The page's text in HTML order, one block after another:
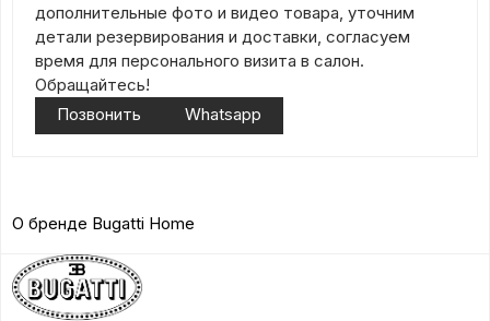
дополнительные фото и видео товара, уточним
детали резервирования и доставки, согласуем
время для персонального визита в салон.
Обращайтесь!
Позвонить
Whatsapp
О бренде Bugatti Home